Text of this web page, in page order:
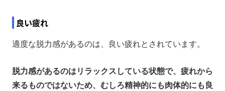
良い疲れ
適度な脱力感があるのは、良い疲れとされています。
脱力感があるのはリラックスしている状態で、疲れから
来るものではないため、むしろ精神的にも肉体的にも良